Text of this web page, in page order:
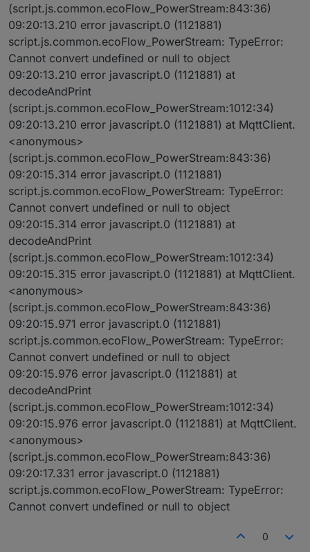
(script.js.common.ecoFlow_PowerStream:843:36)
09:20:13.210 error javascript.0 (1121881)
script.js.common.ecoFlow_PowerStream: TypeError:
Cannot convert undefined or null to object
09:20:13.210 error javascript.0 (1121881) at
decodeAndPrint
(script.js.common.ecoFlow_PowerStream:1012:34)
09:20:13.210 error javascript.0 (1121881) at MqttClient.
<anonymous>
(script.js.common.ecoFlow_PowerStream:843:36)
09:20:15.314 error javascript.0 (1121881)
script.js.common.ecoFlow_PowerStream: TypeError:
Cannot convert undefined or null to object
09:20:15.314 error javascript.0 (1121881) at
decodeAndPrint
(script.js.common.ecoFlow_PowerStream:1012:34)
09:20:15.315 error javascript.0 (1121881) at MqttClient.
<anonymous>
(script.js.common.ecoFlow_PowerStream:843:36)
09:20:15.971 error javascript.0 (1121881)
script.js.common.ecoFlow_PowerStream: TypeError:
Cannot convert undefined or null to object
09:20:15.976 error javascript.0 (1121881) at
decodeAndPrint
(script.js.common.ecoFlow_PowerStream:1012:34)
09:20:15.976 error javascript.0 (1121881) at MqttClient.
<anonymous>
(script.js.common.ecoFlow_PowerStream:843:36)
09:20:17.331 error javascript.0 (1121881)
script.js.common.ecoFlow_PowerStream: TypeError:
Cannot convert undefined or null to object
0